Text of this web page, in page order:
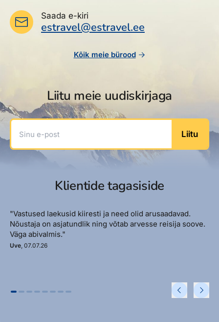
Saada e-kiri
estravel@estravel.ee
Kõik meie bürood
Liitu meie uudiskirjaga
Sinu e-post
Liitu
Klientide tagasiside
"Vastused laekusid kiiresti ja need olid arusaadavad.
Nõustaja on asjatundlik ning võtab arvesse reisija soove.
Väga abivalmis."
Uve, 07.07.26